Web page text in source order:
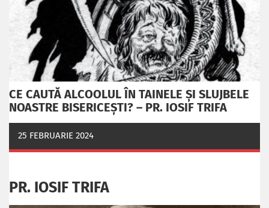
CE CAUTĂ ALCOOLUL ÎN TAINELE ŞI SLUJBELE
NOASTRE BISERICEŞTI? – PR. IOSIF TRIFA
25 FEBRUARIE 2024
PR. IOSIF TRIFA